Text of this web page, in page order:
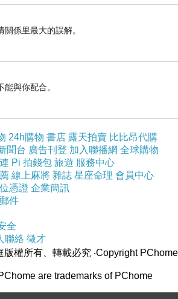
係里最大的誤解。
與你配合。
24h購物 書店 露天拍賣 比比昂代購
聞台 廣告刊登 加入聯播網 全球購物
Pi 拍錢包 旅遊 服務中心
線上麻將 雜誌 星座命理 會員中心
憑證 企業簡訊
件
全
聯絡 徵才
版權所有、轉載必究 ‧Copyright PChome
are trademarks of PChome